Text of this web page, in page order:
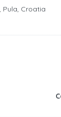
Pula, Croatia